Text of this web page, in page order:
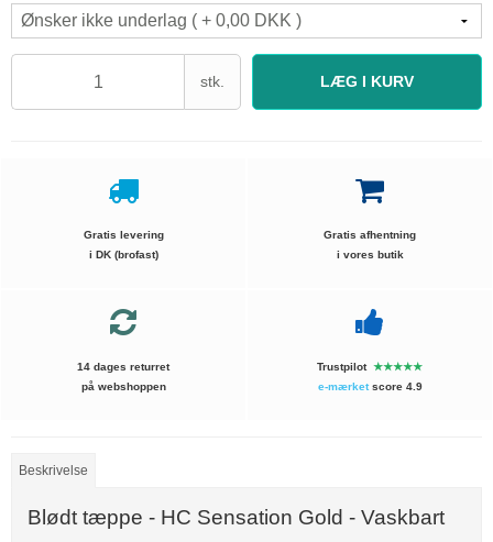
stk. LÆG I KURV
Gratis levering
i DK (brofast)
Gratis afhentning
i vores butik
14 dages returret
på webshoppen
Trustpilot ★★★★★
e-mærketscore 4.9
Beskrivelse
Blødt tæppe - HC Sensation Gold - Vaskbart